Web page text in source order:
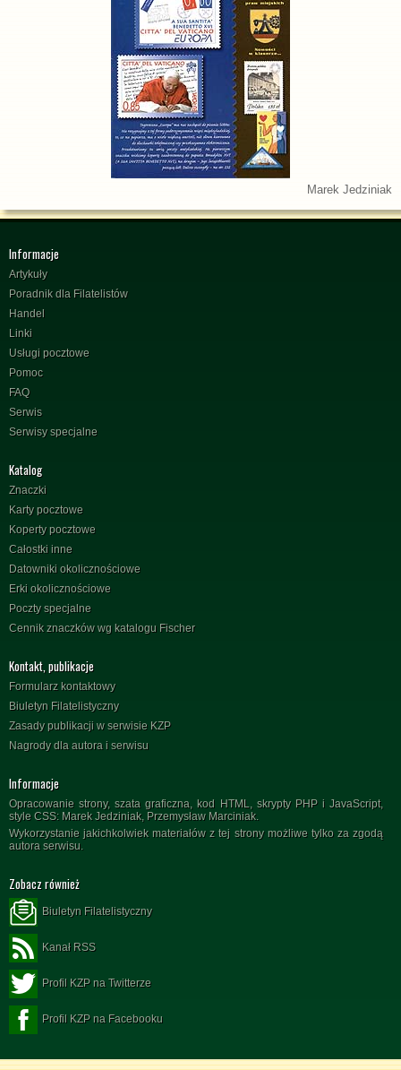
Marek Jedziniak
Informacje
Artykuły
Poradnik dla Filatelistów
Handel
Linki
Usługi pocztowe
Pomoc
FAQ
Serwis
Serwisy specjalne
Katalog
Znaczki
Karty pocztowe
Koperty pocztowe
Całostki inne
Datowniki okolicznościowe
Erki okolicznościowe
Poczty specjalne
Cennik znaczków wg katalogu Fischer
Kontakt, publikacje
Formularz kontaktowy
Biuletyn Filatelistyczny
Zasady publikacji w serwisie KZP
Nagrody dla autora i serwisu
Informacje
Opracowanie strony, szata graficzna, kod HTML, skrypty PHP i JavaScript,
style CSS: Marek Jedziniak, Przemysław Marciniak.
Wykorzystanie jakichkolwiek materiałów z tej strony możliwe tylko za zgodą
autora serwisu.
Zobacz również
Biuletyn Filatelistyczny
Kanał RSS
Profil KZP na Twitterze
Profil KZP na Facebooku